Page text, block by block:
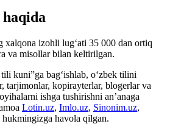
izohli lug‘ati 35 000 dan ortiq
va misollar bilan keltirilgan.
kuni”ga bag‘ishlab, o‘zbek tilini
tarjimonlar, kopirayterlar, blogerlar va
ishga tushirishni an’anaga
Lotin.uz, Imlo.uz, Sinonim.uz,
havola qilgan.